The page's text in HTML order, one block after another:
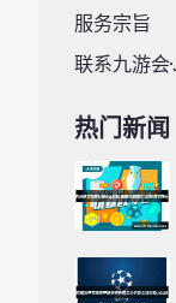
服务宗旨
联系九游会
热门新闻